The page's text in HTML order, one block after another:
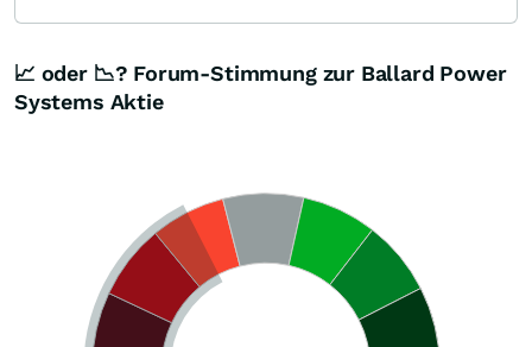
📈 oder 📉? Forum-Stimmung zur Ballard Power
Systems Aktie